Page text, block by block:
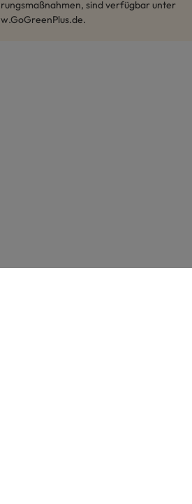
sind verfügbar unter